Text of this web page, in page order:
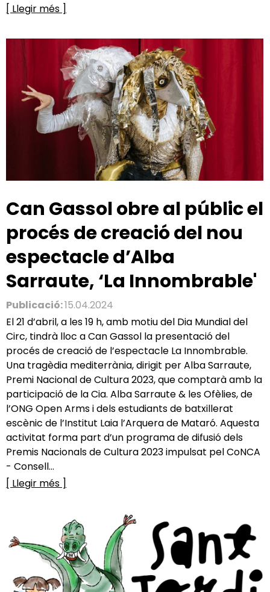
[ Llegir més ]
Can Gassol obre al públic el
procés de creació del nou
espectacle d’Alba
Sarraute, ‘La Innombrable'
Publicació:15.04.2024
El 21 d’abril, a les 19 h, amb motiu del Dia Mundial del
Circ, tindrà lloc a Can Gassol la presentació del
procés de creació de l’espectacle La Innombrable.
Una tragèdia mediterrània, dirigit per Alba Sarraute,
Premi Nacional de Cultura 2023, que comptarà amb la
participació de la Cia. Alba Sarraute & les Ofèlies, de
l’ONG Open Arms i dels estudiants de batxillerat
escènic de l’Institut Laia l’Arquera de Mataró. Aquesta
activitat forma part d’un programa de difusió dels
Premis Nacionals de Cultura 2023 impulsat pel CoNCA
- Consell...
[ Llegir més ]